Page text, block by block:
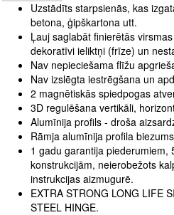
Uzstādīts starpsienās, kas
betona, ģipškartona utt.
Ļauj saglabāt finierētās
dekoratīvi ieliktņi (frīze) un
Nav nepieciešama flīžu
Nav izslēgta iestrēgšana un
2 magnētiskās spiedpogas
3D regulēšana vertikāli,
Alumīnija profils - droša
Rāmja alumīnija profila
1 gadu garantija piederumiem,
konstrukcijām, neierobežots
instrukcijas aizmugurē.
EXTRA STRONG LONG LIFE
STEEL HINGE.